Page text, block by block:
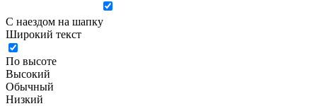
С наездом на шапку
Широкий текст
По высоте
Высокий
Обычный
Низкий